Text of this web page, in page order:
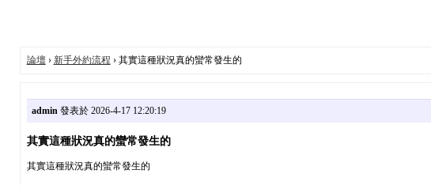
論壇› 新手外約流程 › 其實這種狀況真的蠻常發生的
admin發表於 2026-4-17 12:20:19
其實這種狀況真的蠻常發生的
其實這種狀況真的蠻常發生的